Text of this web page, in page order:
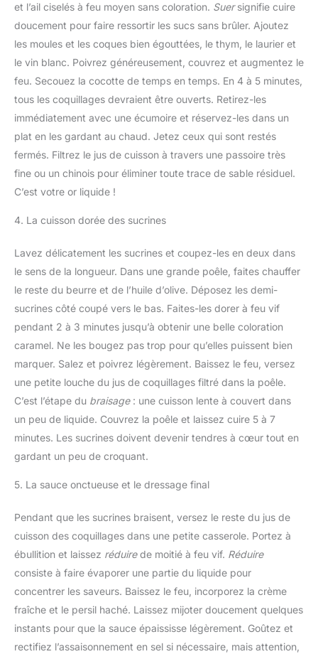
et l’ail ciselés à feu moyen sans coloration. Suersignifie cuire
doucement pour faire ressortir les sucs sans brûler. Ajoutez
les moules et les coques bien égouttées, le thym, le laurier et
le vin blanc. Poivrez généreusement, couvrez et augmentez le
feu. Secouez la cocotte de temps en temps. En 4 à 5 minutes,
tous les coquillages devraient être ouverts. Retirez-les
immédiatement avec une écumoire et réservez-les dans un
plat en les gardant au chaud. Jetez ceux qui sont restés
fermés. Filtrez le jus de cuisson à travers une passoire très
fine ou un chinois pour éliminer toute trace de sable résiduel.
C’est votre or liquide !
4. La cuisson dorée des sucrines
Lavez délicatement les sucrines et coupez-les en deux dans
le sens de la longueur. Dans une grande poêle, faites chauffer
le reste du beurre et de l’huile d’olive. Déposez les demi-
sucrines côté coupé vers le bas. Faites-les dorer à feu vif
pendant 2 à 3 minutes jusqu’à obtenir une belle coloration
caramel. Ne les bougez pas trop pour qu’elles puissent bien
marquer. Salez et poivrez légèrement. Baissez le feu, versez
une petite louche du jus de coquillages filtré dans la poêle.
C’est l’étape du braisage: une cuisson lente à couvert dans
un peu de liquide. Couvrez la poêle et laissez cuire 5 à 7
minutes. Les sucrines doivent devenir tendres à cœur tout en
gardant un peu de croquant.
5. La sauce onctueuse et le dressage final
Pendant que les sucrines braisent, versez le reste du jus de
cuisson des coquillages dans une petite casserole. Portez à
ébullition et laissez réduirede moitié à feu vif. Réduire
consiste à faire évaporer une partie du liquide pour
concentrer les saveurs. Baissez le feu, incorporez la crème
fraîche et le persil haché. Laissez mijoter doucement quelques
instants pour que la sauce épaississe légèrement. Goûtez et
rectifiez l’assaisonnement en sel si nécessaire, mais attention,